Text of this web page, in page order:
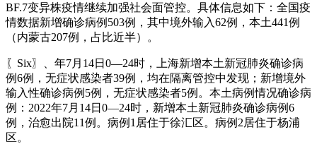
BF.7变异株疫情继续加强社会面管控。具体信息如下：全国疫
情数据新增确诊病例503例，其中境外输入62例，本土441例
（内蒙古207例，占比近半）。
〖Six〗、年7月14日0—24时，上海新增本土新冠肺炎确诊病
例6例，无症状感染者39例，均在隔离管控中发现；新增境外
输入性确诊病例5例，无症状感染者5例。本土病例情况确诊病
例：2022年7月14日0—24时，新增本土新冠肺炎确诊病例6
例，治愈出院11例。病例1居住于徐汇区。病例2居住于杨浦
区。